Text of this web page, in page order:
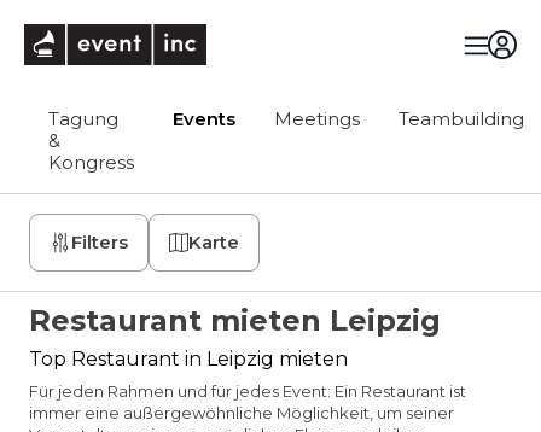
Tagung
&
Kongress
Events Meetings Teambuilding
Filters Karte
Restaurant mieten Leipzig
Top Restaurant in Leipzig mieten
Für jeden Rahmen und für jedes Event: Ein Restaurant ist
immer eine außergewöhnliche Möglichkeit, um seiner